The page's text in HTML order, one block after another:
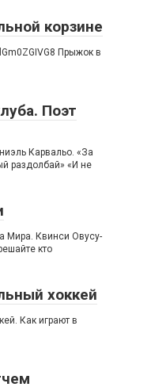
корзине
Прыжок в
Поэт
Карвальо. «За
раздолбай» «И не
Мира. Квинси Овусу-
кто
хоккей
Как играют в